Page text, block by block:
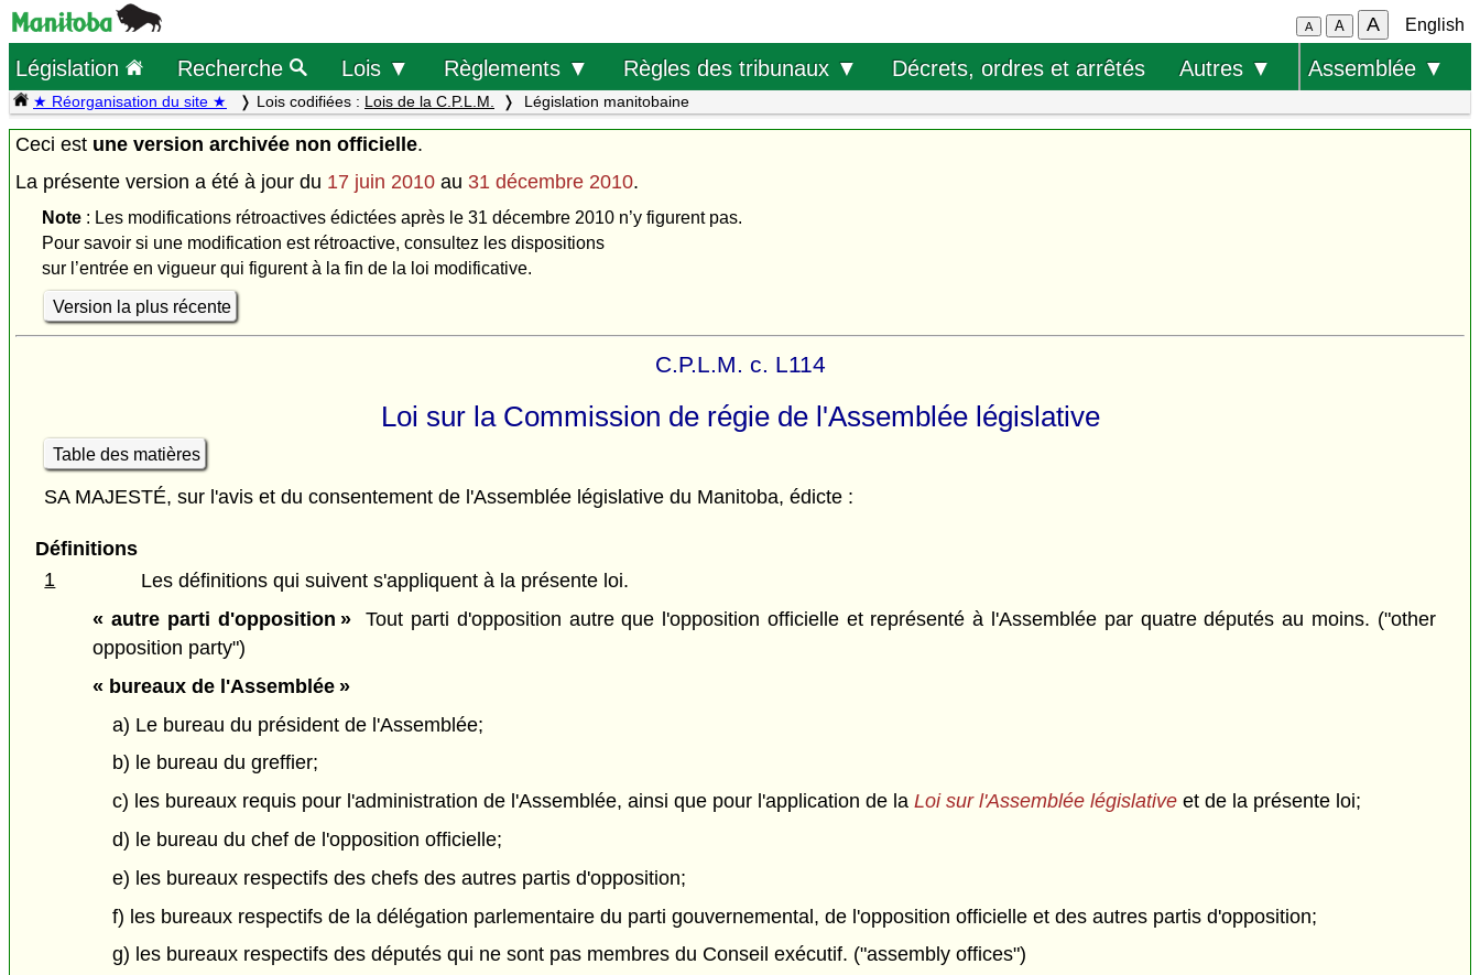
A A A English
Législation Recherche Lois ▼ Règlements ▼ Règles des tribunaux ▼ Décrets, ordres et arrêtés Autres ▼ Assemblée ▼
★ Réorganisation du site ★ Lois codifiées : Lois de la C.P.L.M. Législation manitobaine
Ceci est une version archivée non officielle.
La présente version a été à jour du 17 juin 2010 au 31 décembre 2010.
Note: Les modifications rétroactives édictées après le 31 décembre 2010 n’y figurent pas.
Pour savoir si une modification est rétroactive, consultez les dispositions
sur l’entrée en vigueur qui figurent à la fin de la loi modificative.
Version la plus récente
C.P.L.M. c. L114
Loi sur la Commission de régie de l'Assemblée législative
Table des matières
SA MAJESTÉ, sur l'avis et du consentement de l'Assemblée législative du Manitoba, édicte :
Définitions
1
Les définitions qui suivent s'appliquent à la présente loi.
« autre parti d'opposition »Tout parti d'opposition autre que l'opposition officielle et représenté à l'Assemblée par quatre députés au moins. ("other
opposition party")
« bureaux de l'Assemblée »
a) Le bureau du président de l'Assemblée;
b) le bureau du greffier;
c) les bureaux requis pour l'administration de l'Assemblée, ainsi que pour l'application de la Loi sur l'Assemblée législativeet de la présente loi;
d) le bureau du chef de l'opposition officielle;
e) les bureaux respectifs des chefs des autres partis d'opposition;
f) les bureaux respectifs de la délégation parlementaire du parti gouvernemental, de l'opposition officielle et des autres partis d'opposition;
g) les bureaux respectifs des députés qui ne sont pas membres du Conseil exécutif. ("assembly offices")